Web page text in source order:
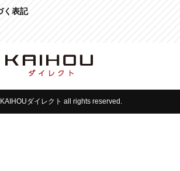
く表記
ダイレクト all rights reserved.